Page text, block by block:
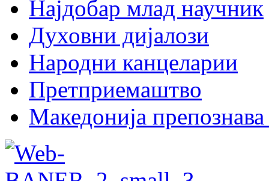
Најдобар млад научник
Духовни дијалози
Народни канцеларии
Претприемаштво
Македонија